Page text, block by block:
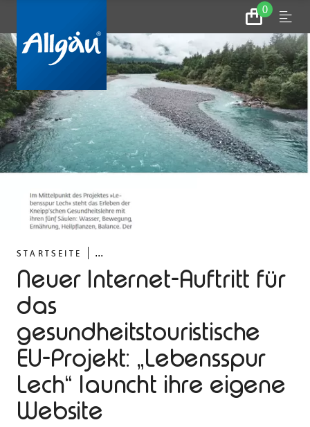
0
Zum
Warenkorb
Menu
STARTSEITE ...
Neuer Internet-Auftritt für
das
gesundheitstouristische
EU-Projekt: „Lebensspur
Lech“ launcht ihre eigene
Website